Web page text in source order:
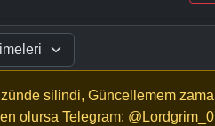
silindi, Güncellemem
olursa Telegram: